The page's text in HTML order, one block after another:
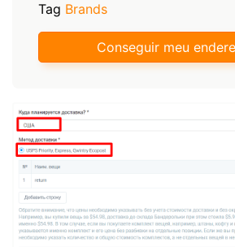
Tag Brands
Conseguir meu